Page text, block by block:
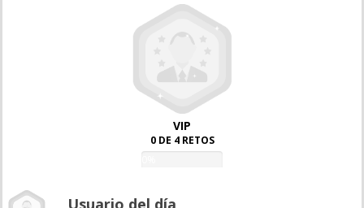
VIP
0 DE 4 RETOS
Usuario del día